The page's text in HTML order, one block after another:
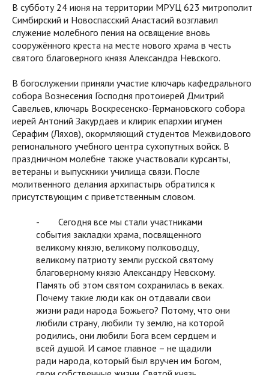
В субботу 24 июня на территории МРУЦ 623 митрополит
Симбирский и Новоспасский Анастасий возглавил
служение молебного пения на освящение вновь
сооружённого креста на месте нового храма в честь
святого благоверного князя Александра Невского.
В богослужении приняли участие ключарь кафедрального
собора Вознесения Господня протоиерей Дмитрий
Савельев, ключарь Воскресенско-Германовского собора
иерей Антоний Закурдаев и клирик епархии игумен
Серафим (Ляхов), окормляющий студентов Межвидового
регионального учебного центра сухопутных войск. В
праздничном молебне также участвовали курсанты,
ветераны и выпускники училища связи. После
молитвенного делания архипастырь обратился к
присутствующим с приветственным словом.
- Сегодня все мы стали участниками
события закладки храма, посвященного
великому князю, великому полководцу,
великому патриоту земли русской святому
благоверному князю Александру Невскому.
Память об этом святом сохранилась в веках.
Почему такие люди как он отдавали свои
жизни ради народа Божьего? Потому, что они
любили страну, любили ту землю, на которой
родились, они любили Бога всем сердцем и
всей душой. И самое главное – не щадили
ради народа, который был вручен им Богом,